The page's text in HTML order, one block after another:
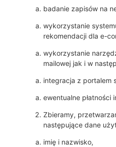
badanie zapisów na
wykorzystanie
rekomendacji dla e-
wykorzystanie
mailowej jak i w
integracja z portalem
ewentualne płatności
Zbieramy,
następujące dane
imię i nazwisko,